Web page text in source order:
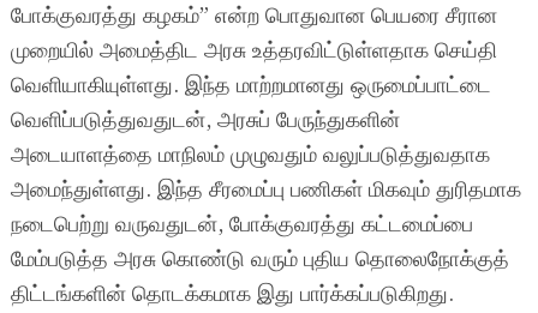
போக்குவரத்து கழகம்” என்ற பொதுவான பெயரை சீரான
முறையில் அமைத்திட அரசு உத்தரவிட்டுள்ளதாக செய்தி
வெளியாகியுள்ளது. இந்த மாற்றமானது ஒருமைப்பாட்டை
வெளிப்படுத்துவதுடன், அரசுப் பேருந்துகளின்
அடையாளத்தை மாநிலம் முழுவதும் வலுப்படுத்துவதாக
அமைந்துள்ளது. இந்த சீரமைப்பு பணிகள் மிகவும் துரிதமாக
நடைபெற்று வருவதுடன், போக்குவரத்து கட்டமைப்பை
மேம்படுத்த அரசு கொண்டு வரும் புதிய தொலைநோக்குத்
திட்டங்களின் தொடக்கமாக இது பார்க்கப்படுகிறது.